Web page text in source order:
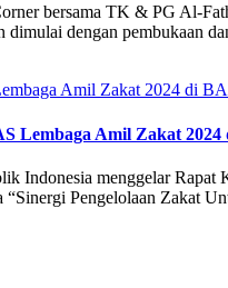
bersama TK & PG Al-
dengan pembukaan
Lembaga Amil Zakat
Indonesia menggelar
Pengelolaan Zakat